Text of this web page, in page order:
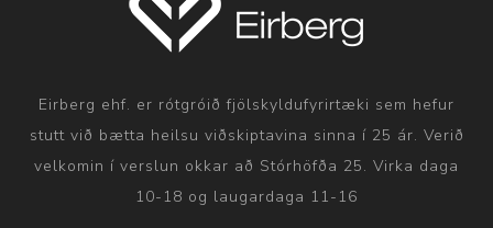
Eirberg ehf. er rótgróið fjölskyldufyrirtæki sem hefur
stutt við bætta heilsu viðskiptavina sinna í 25 ár. Verið
velkomin í verslun okkar að Stórhöfða 25. Virka daga
10-18 og laugardaga 11-16